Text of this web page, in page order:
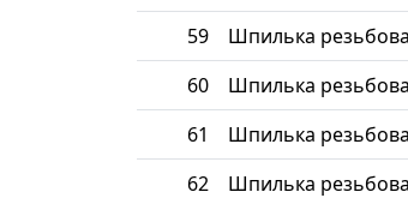
59 Шпилька
60 Шпилька
61 Шпилька
62 Шпилька